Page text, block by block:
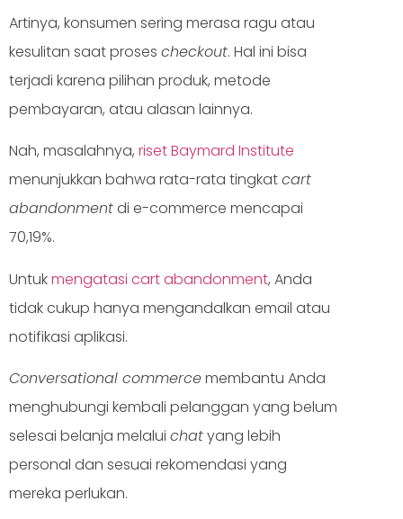
Artinya, konsumen sering merasa ragu atau
kesulitan saat proses checkout. Hal ini bisa
terjadi karena pilihan produk, metode
pembayaran, atau alasan lainnya.
Nah, masalahnya, riset Baymard Institute
menunjukkan bahwa rata-rata tingkatcart
abandonmentdi e-commerce mencapai
70,19%.
Untukmengatasi cart abandonment, Anda
tidak cukup hanya mengandalkan email atau
notifikasi aplikasi.
Conversational commercemembantu Anda
menghubungi kembali pelanggan yang belum
selesai belanja melalui chatyang lebih
personal dan sesuai rekomendasi yang
mereka perlukan.